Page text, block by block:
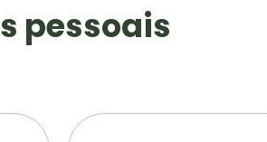
pessoais